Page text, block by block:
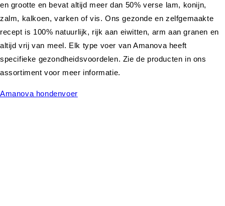
en grootte en bevat altijd meer dan 50% verse lam, konijn,
zalm, kalkoen, varken of vis. Ons gezonde en zelfgemaakte
recept is 100% natuurlijk, rijk aan eiwitten, arm aan granen en
altijd vrij van meel. Elk type voer van Amanova heeft
specifieke gezondheidsvoordelen. Zie de producten in ons
assortiment voor meer informatie.
Amanova hondenvoer